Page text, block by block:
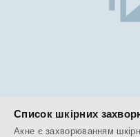
Список шкірних
Акне є захворюванням